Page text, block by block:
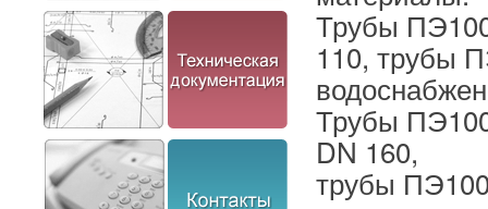
Трубы
110, трубы
Трубы
DN 160,
трубы